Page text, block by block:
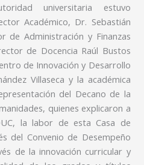
universitaria estuvo
Académico, Dr. Sebastián
de Administración y Finanzas
de Docencia Raúl Bustos
de Innovación y Desarrollo
Villaseca y la académica
del Decano de la
quienes explicaron a
la labor de esta Casa de
del Convenio de Desempeño
de la innovación curricular y